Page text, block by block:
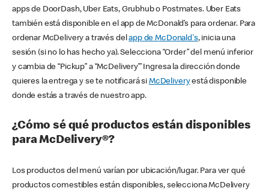
apps de DoorDash, Uber Eats, Grubhub o Postmates. Uber Eats
también está disponible en el app de McDonald’s para ordenar. Para
ordenar McDelivery a través delapp de McDonald's, inicia una
sesión (si no lo has hecho ya). Selecciona “Order” del menú inferior
y cambia de “Pickup” a “McDelivery’” Ingresa la dirección donde
quieres la entrega y se te notificará si McDeliveryestá disponible
donde estás a través de nuestro app.
¿Cómo sé qué productos están disponibles
para McDelivery®?
Los productos del menú varían por ubicación/lugar. Para ver qué
productos comestibles están disponibles, selecciona McDelivery